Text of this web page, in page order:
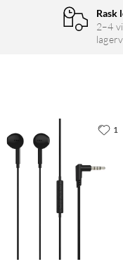
Rask
2–4
1